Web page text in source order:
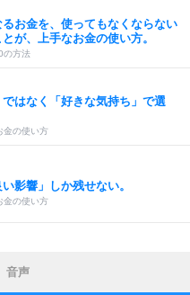
お金を、使ってもなくならない
が、上手なお金の使い方。
の方法
はなく「好きな気持ち」で選
金の使い方
影響」しか残せない。
金の使い方
音声